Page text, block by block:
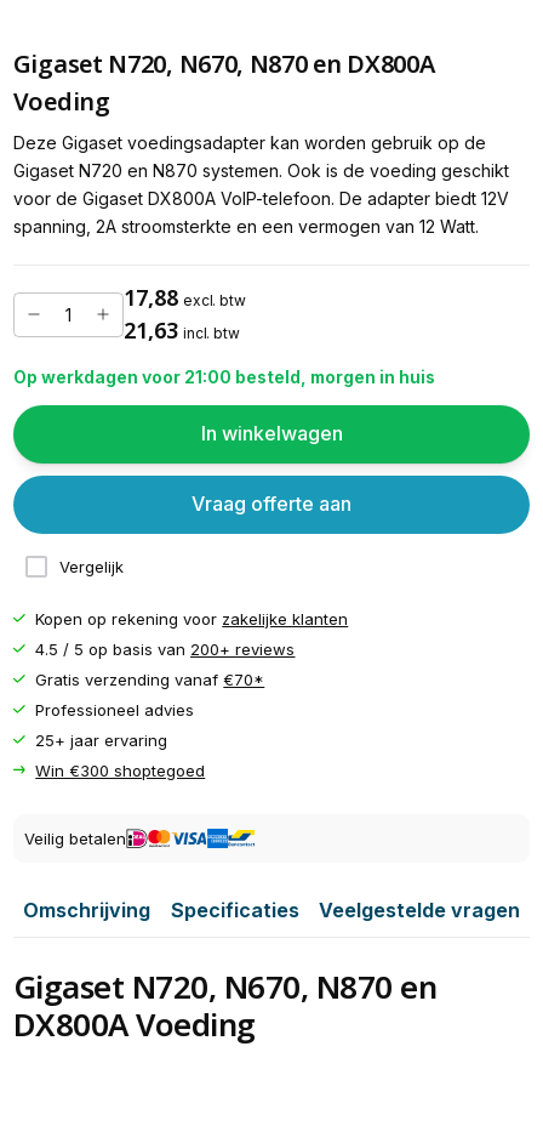
Gigaset N720, N670, N870 en DX800A
Voeding
Deze Gigaset voedingsadapter kan worden gebruik op de
Gigaset N720 en N870 systemen. Ook is de voeding geschikt
voor de Gigaset DX800A VoIP-telefoon. De adapter biedt 12V
spanning, 2A stroomsterkte en een vermogen van 12 Watt.
17,88 excl. btw
21,63 incl. btw
Op werkdagen voor 21:00 besteld, morgen in huis
In winkelwagen
Vergelijk
Vraag offerte aan
Kopen op rekening voor zakelijke klanten
4.5 / 5 op basis van 200+ reviews
Gratis verzending vanaf€70*
Professioneel advies
25+ jaar ervaring
Win €300 shoptegoed
Veilig betalen
Omschrijving Specificaties Veelgestelde vragen
Gigaset N720, N670, N870 en
DX800A Voeding